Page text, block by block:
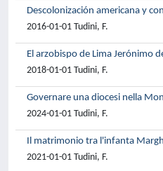
Descolonización americana y
2016-01-01 Tudini, F.
El arzobispo de Lima Jerónimo
2018-01-01 Tudini, F.
Governare una diocesi nella
2024-01-01 Tudini, F.
Il matrimonio tra l'infanta
2021-01-01 Tudini, F.